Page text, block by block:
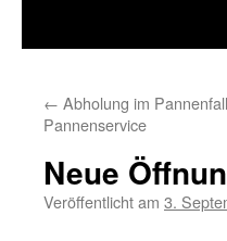
← Abholung im
Pannenservice
Neue
Veröffentlicht am 3.